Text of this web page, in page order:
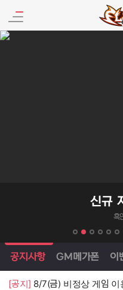
엘소드 프로모션
신규
흑
엘소드 소식
공지사항 GM메가폰 이
[공지]